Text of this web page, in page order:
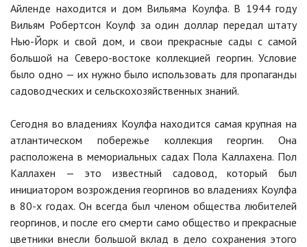
Айленде находится и дом Вильяма Коулфа. В 1944 году
Вильям Робертсон Коулф за один доллар передал штату
Нью-Йорк и свой дом, и свои прекрасные сады с самой
большой на Северо-востоке коллекцией георгин. Условие
было одно — их нужно было использовать для пропаганды
садоводческих и сельскохозяйственных знаний.
Сегодня во владениях Коулфа находится самая крупная на
атлантическом побережье коллекция георгин. Она
расположена в мемориальных садах Пола Каллахена. Пол
Каллахен — это известный садовод, который был
инициатором возрождения георгинов во владениях Коулфа
в 80-х годах. Он всегда был членом общества любителей
георгинов, и после его смерти само общество и прекрасные
цветники внесли большой вклад в дело сохранения этого